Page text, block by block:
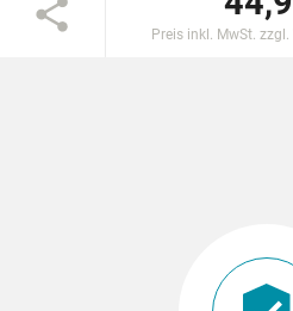
EINSCHULUNGPreis inkl. MwSt. zzgl.